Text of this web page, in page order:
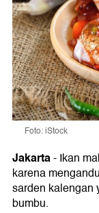
Foto: iStock
Jakarta- Ikan
karena
sarden kalengan
bumbu.